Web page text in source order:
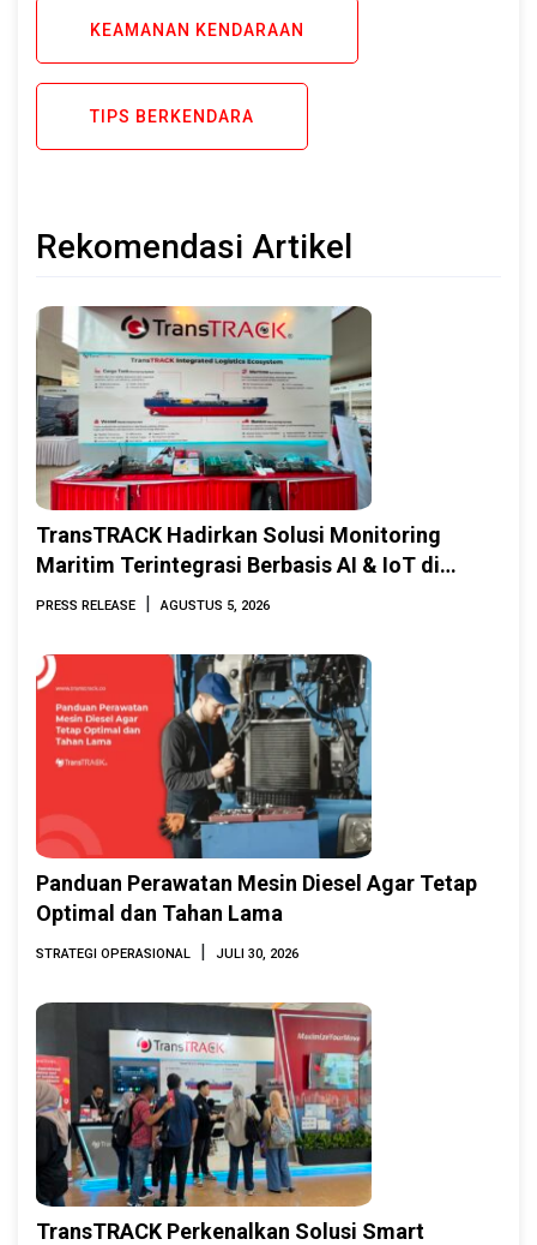
KEAMANAN KENDARAAN
TIPS BERKENDARA
Rekomendasi Artikel
TransTRACK Hadirkan Solusi Monitoring
Maritim Terintegrasi Berbasis AI & IoT di
Indonesia Marine & Offshore Expo (IMOX)
PRESS RELEASE | AGUSTUS 5, 2026
Panduan Perawatan Mesin Diesel Agar Tetap
Optimal dan Tahan Lama
STRATEGI OPERASIONAL | JULI 30, 2026
TransTRACK Perkenalkan Solusi Smart